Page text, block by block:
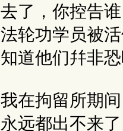
去了，你控告
法轮功学员被
知道他们幷非
我在拘留所期
永远都出不来了